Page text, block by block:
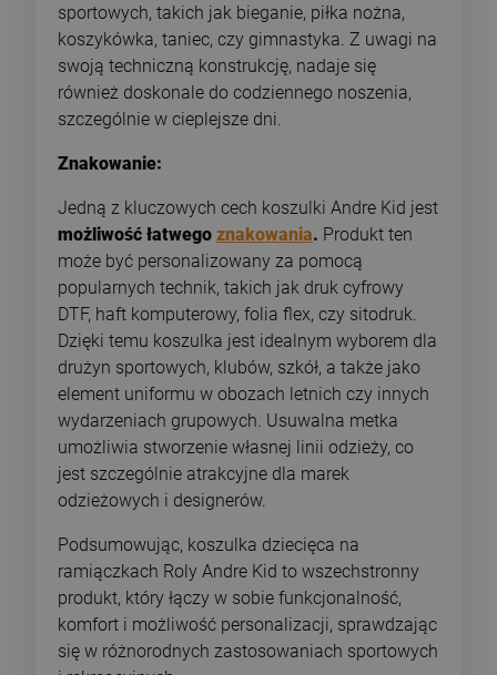
sportowych, takich jak bieganie, piłka nożna,
koszykówka, taniec, czy gimnastyka. Z uwagi na
swoją techniczną konstrukcję, nadaje się
również doskonale do codziennego noszenia,
szczególnie w cieplejsze dni.
Znakowanie:
Jedną z kluczowych cech koszulki Andre Kid jest
możliwość łatwego znakowania. Produkt ten
może być personalizowany za pomocą
popularnych technik, takich jak druk cyfrowy
DTF, haft komputerowy, folia flex, czy sitodruk.
Dzięki temu koszulka jest idealnym wyborem dla
drużyn sportowych, klubów, szkół, a także jako
element uniformu w obozach letnich czy innych
wydarzeniach grupowych. Usuwalna metka
umożliwia stworzenie własnej linii odzieży, co
jest szczególnie atrakcyjne dla marek
odzieżowych i designerów.
Podsumowując, koszulka dziecięca na
ramiączkach Roly Andre Kid to wszechstronny
produkt, który łączy w sobie funkcjonalność,
komfort i możliwość personalizacji, sprawdzając
się w różnorodnych zastosowaniach sportowych